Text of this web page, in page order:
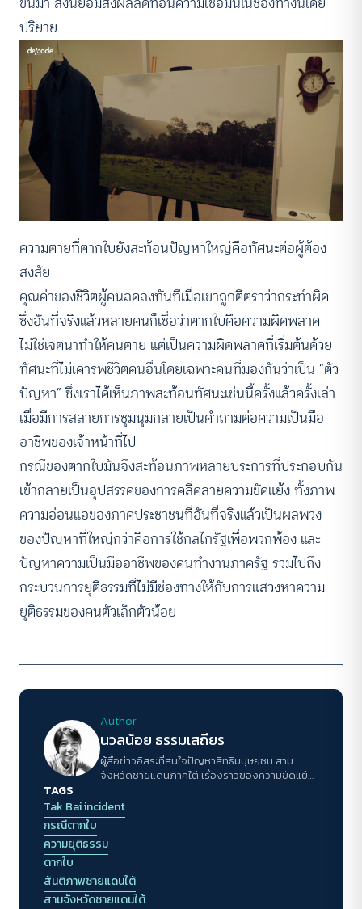
ปริยาย
ความตายที่ตากใบยังสะท้อนปัญหาใหญ่คือทัศนะต่อผู้ต้อง
สงสัย
คุณค่าของชีวิตผู้คนลดลงทันทีเมื่อเขาถูกตีตราว่ากระทำผิด
ซึ่งอันที่จริงแล้วหลายคนก็เชื่อว่าตากใบคือความผิดพลาด
ไม่ใช่เจตนาทำให้คนตาย แต่เป็นความผิดพลาดที่เริ่มต้นด้วย
ทัศนะที่ไม่เคารพชีวิตคนอื่นโดยเฉพาะคนที่มองกันว่าเป็น “ตัว
ปัญหา” ซึ่งเราได้เห็นภาพสะท้อนทัศนะเช่นนี้ครั้งแล้วครั้งเล่า
เมื่อมีการสลายการชุมนุมกลายเป็นคำถามต่อความเป็นมือ
อาชีพของเจ้าหน้าที่ไป
กรณีของตากใบมันจึงสะท้อนภาพหลายประการที่ประกอบกัน
เข้ากลายเป็นอุปสรรคของการคลี่คลายความขัดแย้ง ทั้งภาพ
ความอ่อนแอของภาคประชาชนที่อันที่จริงแล้วเป็นผลพวง
ของปัญหาที่ใหญ่กว่าคือการใช้กลไกรัฐเพื่อพวกพ้อง และ
ปัญหาความเป็นมืออาชีพของคนทำงานภาครัฐ รวมไปถึง
กระบวนการยุติธรรมที่ไม่มีช่องทางให้กับการแสวงหาความ
ยุติธรรมของคนตัวเล็กตัวน้อย
Author
นวลน้อย ธรรมเสถียร
ผู้สื่อข่าวอิสระที่สนใจปัญหาสิทธิมนุษยชน สาม
จังหวัดชายแดนภาคใต้ เรื่องราวของความขัดแย้ง
TAGS
Tak Bai incident
กรณีตากใบ
ความยุติธรรม
ตากใบ
สันติภาพชายแดนใต้
สามจังหวัดชายแดนใต้